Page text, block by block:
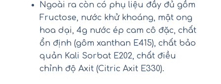
Ngoài ra còn có phụ liệu đầy đủ gồm
Fructose, nước khử khoáng, mật ong
hoa dại, 4g nước ép cam cô đặc, chất
ổn định (gôm xanthan E415), chất bảo
quản Kali Sorbat E202, chất điều
chỉnh độ Axit (Citric Axit E330).